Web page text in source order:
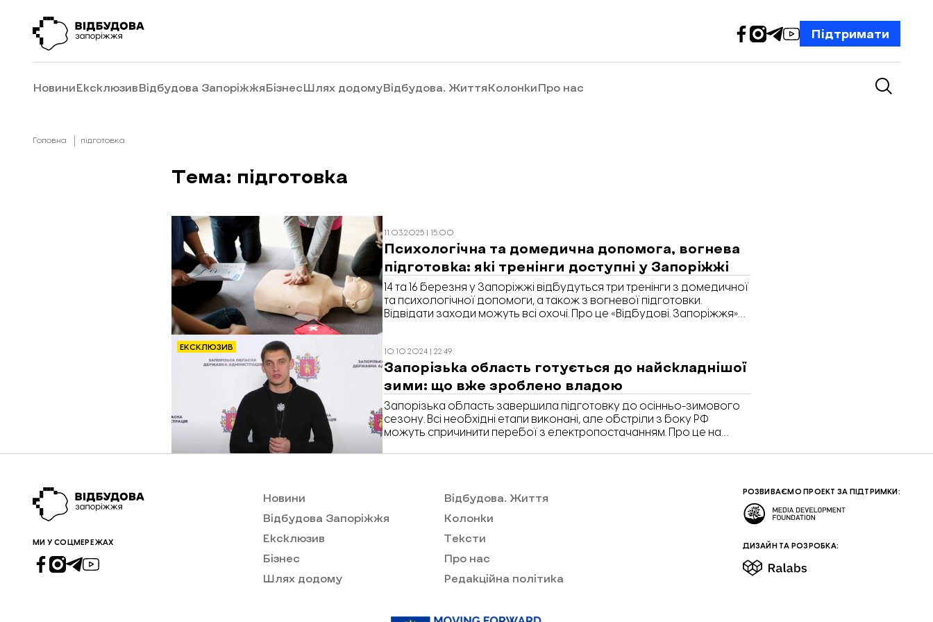
Підтримати
НовиниЕксклюзивВідбудова ЗапоріжжяБізнесШлях додомуВідбудова. ЖиттяКолонкиПро нас
Головна підготовка
Тема: підготовка
11.03.2025 | 15:00
Психологічна та домедична допомога, вогнева
підготовка: які тренінги доступні у Запоріжжі
14 та 16 березня у Запоріжжі відбудуться три тренінги з домедичної
та психологічної допомоги, а також з вогневої підготовки.
Відвідати заходи можуть всі охочі. Про це «Відбудові. Запоріжжя»
ЕКСКЛЮЗИВ 10.10.2024 | 22:49
Запорізька область готується до найскладнішої
зими: що вже зроблено владою
Запорізька область завершила підготовку до осінньо-зимового
сезону. Всі необхідні етапи виконані, але обстріли з боку РФ
можуть спричинити перебої з електропостачанням. Про це на
МИ У СОЦМЕРЕЖАХ
Новини
Відбудова Запоріжжя
Ексклюзив
Бізнес
Шлях додому
Відбудова. Життя
Колонки
Тексти
Про нас
Редакційна політика
РОЗВИВАЄМО ПРОЕКТ ЗА ПІДТРИМКИ:
ДИЗАЙН ТА РОЗРОБКА: